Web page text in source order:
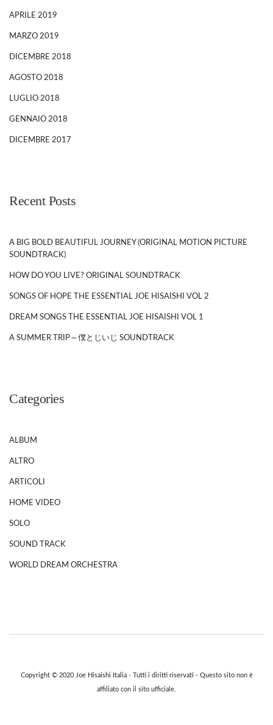
APRILE 2019
MARZO 2019
DICEMBRE 2018
AGOSTO 2018
LUGLIO 2018
GENNAIO 2018
DICEMBRE 2017
Recent Posts
A BIG BOLD BEAUTIFUL JOURNEY (ORIGINAL MOTION PICTURE
SOUNDTRACK)
HOW DO YOU LIVE? ORIGINAL SOUNDTRACK
SONGS OF HOPE THE ESSENTIAL JOE HISAISHI VOL 2
DREAM SONGS THE ESSENTIAL JOE HISAISHI VOL 1
A SUMMER TRIP～僕とじいじ SOUNDTRACK
Categories
ALBUM
ALTRO
ARTICOLI
HOME VIDEO
SOLO
SOUND TRACK
WORLD DREAM ORCHESTRA
Copyright © 2020 Joe Hisaishi Italia - Tutti i diritti riservati - Questo sito non è
affiliato con il sito ufficiale.